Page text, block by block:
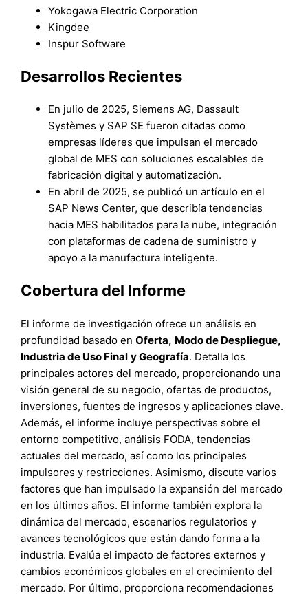
Yokogawa Electric Corporation
Kingdee
Inspur Software
Desarrollos Recientes
En julio de 2025, Siemens AG, Dassault
Systèmes y SAP SE fueron citadas como
empresas líderes que impulsan el mercado
global de MES con soluciones escalables de
fabricación digital y automatización.
En abril de 2025, se publicó un artículo en el
SAP News Center, que describía tendencias
hacia MES habilitados para la nube, integración
con plataformas de cadena de suministro y
apoyo a la manufactura inteligente.
Cobertura del Informe
El informe de investigación ofrece un análisis en
profundidad basado enOferta, Modo de Despliegue,
Industria de Uso Final yGeografía. Detalla los
principales actores del mercado, proporcionando una
visión general de su negocio, ofertas de productos,
inversiones, fuentes de ingresos y aplicaciones clave.
Además, el informe incluye perspectivas sobre el
entorno competitivo, análisis FODA, tendencias
actuales del mercado, así como los principales
impulsores y restricciones. Asimismo, discute varios
factores que han impulsado la expansión del mercado
en los últimos años. El informe también explora la
dinámica del mercado, escenarios regulatorios y
avances tecnológicos que están dando forma a la
industria. Evalúa el impacto de factores externos y
cambios económicos globales en el crecimiento del
mercado. Por último, proporciona recomendaciones